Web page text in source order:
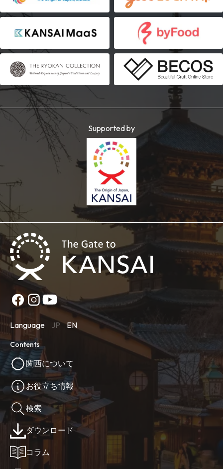
Supported by
Language JP EN
Contents
関西について
お役立ち情報
検索
ダウンロード
コラム